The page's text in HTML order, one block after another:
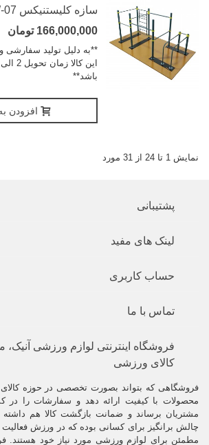
سازه کلیستنیکس PSD-ICSW-07
166,000,000 تومان
**به دلیل تولید
باشد**
افزودن
نمایش 1 تا 24 از 31 مورد
پشتیبانی
لینک های مفید
حساب کاربری
تماس با ما
فروشگاه اینترنتی لوازم ورزشی
کالای ورزشی
فروشگاهی که بتواند بصورت تخصصی در حوزه
محصولات با کیفیت ارائه دهد و سفارشات را در
مشتریان برساند و ضمانت بازگشت کالا هم داشته
چالش برانگیز برای کسانی بوده که در ورزش فعالیت
مطمئن برای لوازم ورزشی مورد نیاز خود هستند.